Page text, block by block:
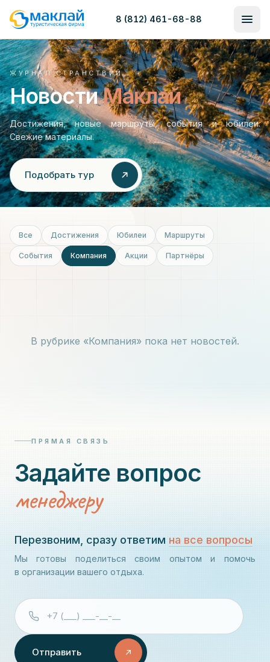
8 (812) 461-68-88
ЖУРНАЛ СТРАНСТВИЙ
НовостиМаклай
Достижения, новые маршруты, события и юбилеи.
Свежие материалы.
Подобрать тур
Все Достижения Юбилеи Маршруты
События Компания Акции Партнёры
В рубрике «Компания» пока нет новостей.
ПРЯМАЯ СВЯЗЬ
Задайте вопрос
менеджеру
Перезвоним, сразу ответим на все вопросы
Мы готовы поделиться своим опытом и помочь
в организации вашего отдыха.
Отправить